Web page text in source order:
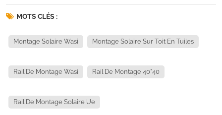
MOTS CLÉS :
Montage Solaire Wasi Montage Solaire Sur Toit En Tuiles
Rail De Montage Wasi Rail De Montage 40*40
Rail De Montage Solaire Ue